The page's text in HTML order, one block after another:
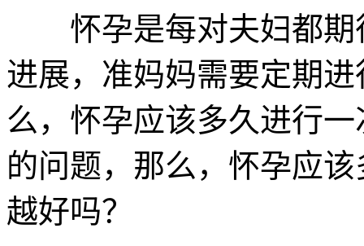
怀孕是每对夫妇都期
进展，准妈妈需要定期
么，怀孕应该多久进行
的问题，那么，怀孕应
越好吗？